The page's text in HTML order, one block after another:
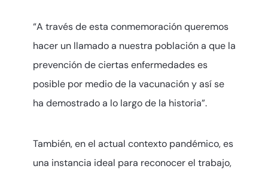
“A través de esta conmemoración queremos
hacer un llamado a nuestra población a que la
prevención de ciertas enfermedades es
posible por medio de la vacunación y así se
ha demostrado a lo largo de la historia”.
También, en el actual contexto pandémico, es
una instancia ideal para reconocer el trabajo,